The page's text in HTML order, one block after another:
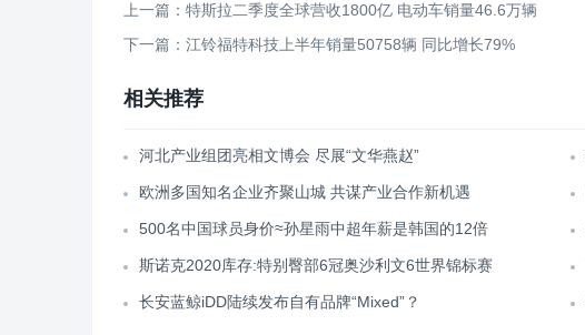
上一篇：特斯拉二季度全球营收1800亿 电动车销量46.6万辆
下一篇：江铃福特科技上半年销量50758辆 同比增长79%
相关推荐
河北产业组团亮相文博会 尽展“文华燕赵”
欧洲多国知名企业齐聚山城 共谋产业合作新机遇
500名中国球员身价≈孙星雨中超年薪是韩国的12倍
斯诺克2020库存:特别臀部6冠奥沙利文6世界锦标赛
长安蓝鲸iDD陆续发布自有品牌“Mixed”？